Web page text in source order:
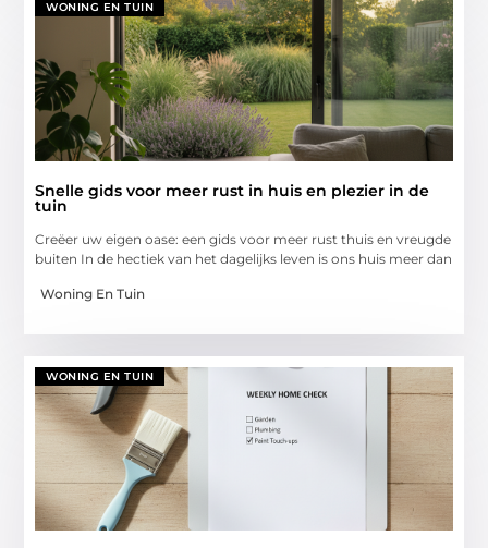
WONING EN TUIN
Snelle gids voor meer rust in huis en plezier in de
tuin
Creëer uw eigen oase: een gids voor meer rust thuis en vreugde
buiten In de hectiek van het dagelijks leven is ons huis meer dan
Woning En Tuin
WONING EN TUIN